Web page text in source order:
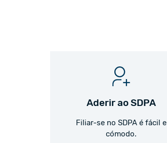
Aderir ao SDPA
Filiar-se no SDPA é fácil e
cómodo.